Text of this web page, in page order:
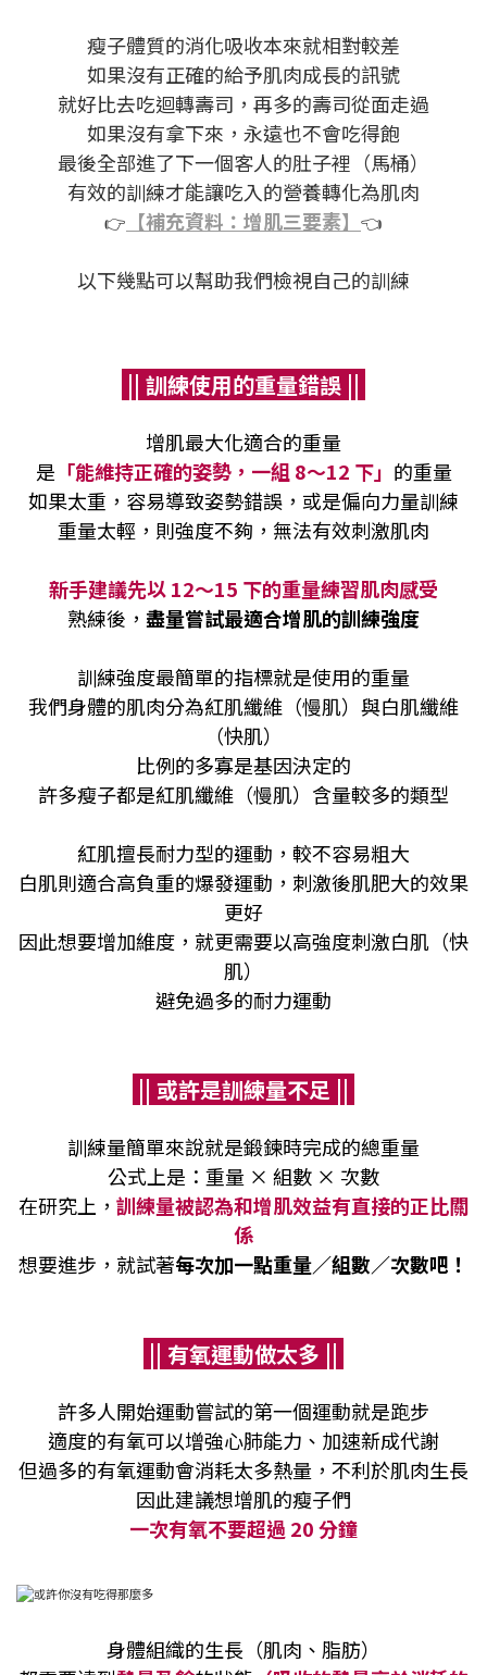
瘦子體質的消化吸收本來就相對較差
如果沒有正確的給予肌肉成長的訊號
就好比去吃迴轉壽司，再多的壽司從面走過
如果沒有拿下來，永遠也不會吃得飽
最後全部進了下一個客人的肚子裡（馬桶）
有效的訓練才能讓吃入的營養轉化為肌肉
👉 【補充資料：增肌三要素】 👈
以下幾點可以幫助我們檢視自己的訓練
|| 訓練使用的重量錯誤 ||
增肌最大化適合的重量
是 「能維持正確的姿勢，一組 8～12 下」 的重量
如果太重，容易導致姿勢錯誤，或是偏向力量訓練
重量太輕，則強度不夠，無法有效刺激肌肉
新手建議先以 12～15 下的重量練習肌肉感受
熟練後， 盡量嘗試最適合增肌的訓練強度
訓練強度最簡單的指標就是使用的重量
我們身體的肌肉分為紅肌纖維（慢肌）與白肌纖維
（快肌）
比例的多寡是基因決定的
許多瘦子都是紅肌纖維（慢肌）含量較多的類型
紅肌擅長耐力型的運動，較不容易粗大
白肌則適合高負重的爆發運動，刺激後肌肥大的效果
更好
因此想要增加維度，就更需要以高強度刺激白肌（快
肌）
避免過多的耐力運動
|| 或許是訓練量不足 ||
訓練量簡單來說就是鍛鍊時完成的總重量
公式上是：重量 × 組數 × 次數
在研究上， 訓練量被認為和增肌效益有直接的正比關
係
想要進步，就試著每次加一點重量／組數／次數吧！
|| 有氧運動做太多 ||
許多人開始運動嘗試的第一個運動就是跑步
適度的有氧可以增強心肺能力、加速新成代謝
但過多的有氧運動會消耗太多熱量，不利於肌肉生長
因此建議想增肌的瘦子們
一次有氧不要超過 20 分鐘
身體組織的生長（肌肉、脂肪）